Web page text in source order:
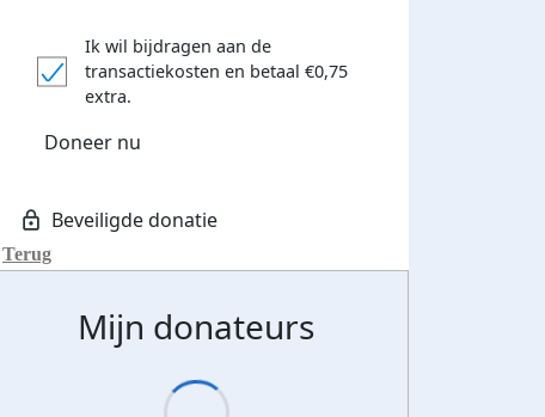
Terug
Ik wil bijdragen aan de
transactiekosten en betaal €0,75
extra.
Doneer nu
Mijn donateurs